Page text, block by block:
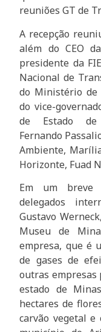
reuniões GT de
A recepção
além do CEO
presidente da
Nacional de
do Ministério de
do vice-
de Estado de
Fernando
Ambiente,
Horizonte, Fuad
Em um breve
delegados
Gustavo
Museu de
empresa, que é
de gases de
outras empresas
estado de
hectares de
carvão vegetal e